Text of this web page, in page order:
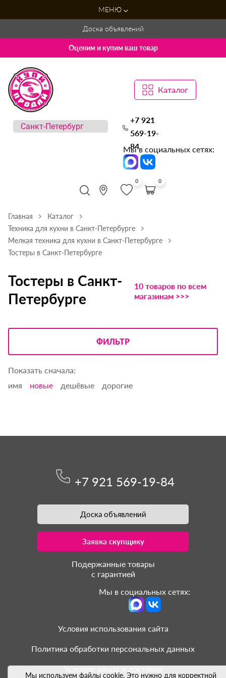
МЕНЮ
Доска объявлений
Оценим и купим ваш товар
Каталог
+7 921
569-19-
84
Мы в социальных сетях:
0 0
Главная
Каталог
Техника для кухни в Санкт-Петербурге
Мелкая техника для кухни в Санкт-Петербурге
Тостеры в Санкт-Петербурге
Тостеры в Санкт-
Петербурге
10 товаров по всем
магазинам >>>
ФИЛЬТР
Показать сначала:
имя
новые дешёвые дорогие
Мы используем файлы cookie. Это нужно для корректной
+7 921 569-19-84
Доска объявлений
Заявка скупщику
Подержанные товары
с гарантией
Мы в социальных сетях:
Условия использования сайта
Политика обработки персональных данных
Условия заказа и доставки